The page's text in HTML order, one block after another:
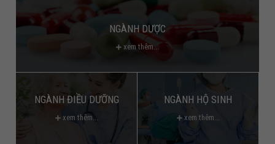
NGÀNH DƯỢC
xem thêm...
NGÀNH ĐIỀU DƯỠNG
xem thêm...
NGÀNH HỘ SINH
xem thêm...